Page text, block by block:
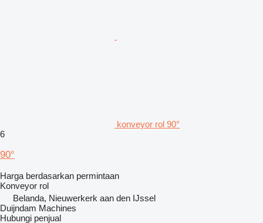
konveyor rol 90°
6
90°
Harga berdasarkan permintaan
Konveyor rol
Belanda, Nieuwerkerk aan den IJssel
Duijndam Machines
Hubungi penjual